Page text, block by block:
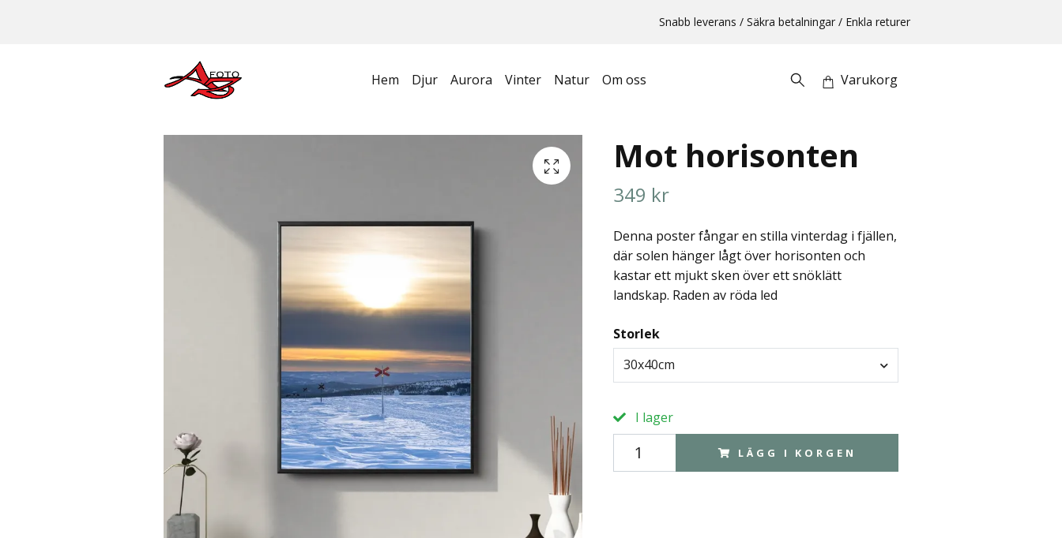
Snabb leverans / Säkra betalningar / Enkla returer
Hem Djur Aurora Vinter Natur Om oss Varukorg
Mot horisonten
349 kr
Denna poster fångar en stilla vinterdag i fjällen,
där solen hänger lågt över horisonten och
kastar ett mjukt sken över ett snöklätt
landskap. Raden av röda led
Storlek
30x40cm
I lager
LÄGG I KORGEN